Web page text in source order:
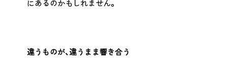
にあるのかもしれません。
違うものが、違うまま響き合う